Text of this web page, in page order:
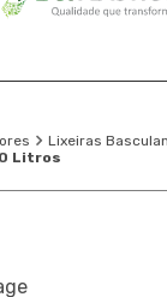
Lixeiras
Litros